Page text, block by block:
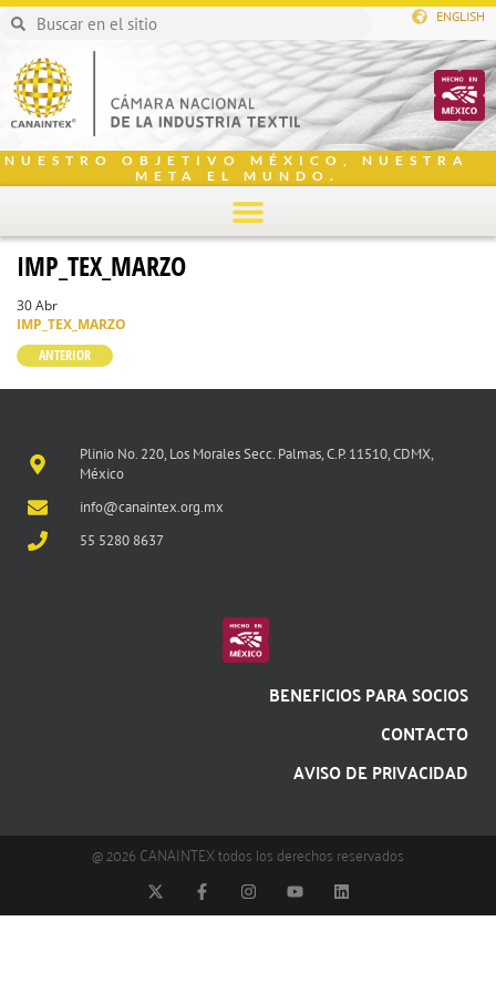
ENGLISH
NUESTRO OBJETIVO MÉXICO, NUESTRA
META EL MUNDO.
IMP_TEX_MARZO
30 Abr
IMP_TEX_MARZO
ANTERIOR
Plinio No. 220, Los Morales Secc. Palmas, C.P. 11510, CDMX,
México
info@canaintex.org.mx
55 5280 8637
BENEFICIOS PARA SOCIOS
CONTACTO
AVISO DE PRIVACIDAD
@ 2026 CANAINTEX todos los derechos reservados